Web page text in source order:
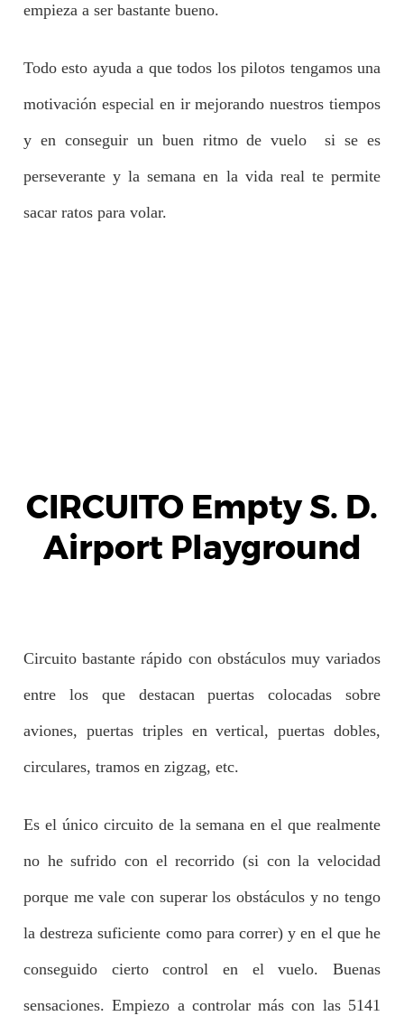
empieza a ser bastante bueno.
Todo esto ayuda a que todos los pilotos tengamos una
motivación especial en ir mejorando nuestros tiempos
y en conseguir un buen ritmo de vuelo si se es
perseverante y la semana en la vida real te permite
sacar ratos para volar.
CIRCUITO Empty S. D.
Airport Playground
Circuito bastante rápido con obstáculos muy variados
entre los que destacan puertas colocadas sobre
aviones, puertas triples en vertical, puertas dobles,
circulares, tramos en zigzag, etc.
Es el único circuito de la semana en el que realmente
no he sufrido con el recorrido (si con la velocidad
porque me vale con superar los obstáculos y no tengo
la destreza suficiente como para correr) y en el que he
conseguido cierto control en el vuelo. Buenas
sensaciones. Empiezo a controlar más con las 5141